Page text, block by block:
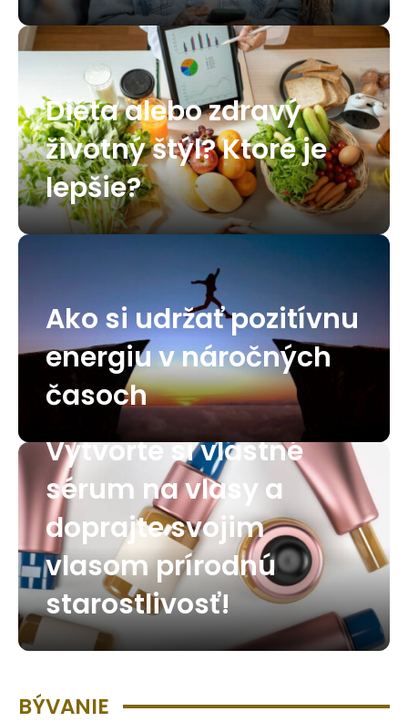
Diéta alebo zdravý
životný štýl? Ktoré je
lepšie?
Ako si udržať pozitívnu
energiu v náročných
časoch
Vytvorte si vlastné
sérum na vlasy a
doprajte svojim
vlasom prírodnú
starostlivosť!
BÝVANIE